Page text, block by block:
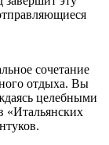
сочетание
отдыха. Вы
целебными
«Итальянских